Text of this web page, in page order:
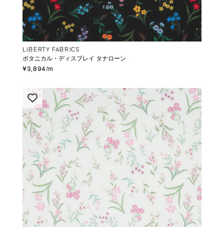
LIBERTY FABRICS
ボタニカル・ディスプレイ タナローン
¥3,894/m